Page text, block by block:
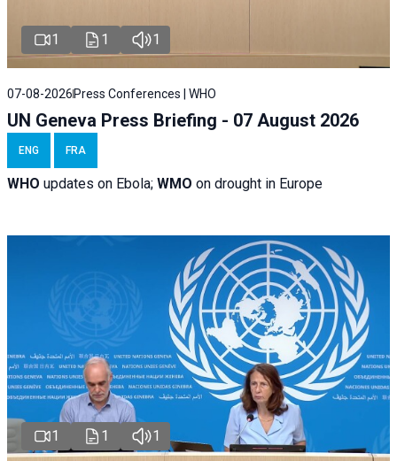
1 1 1
07-08-2026 Press Conferences | WHO
UN Geneva Press Briefing - 07 August 2026
ENG FRA
WHO updates on Ebola; WMO on drought in Europe
1 1 1